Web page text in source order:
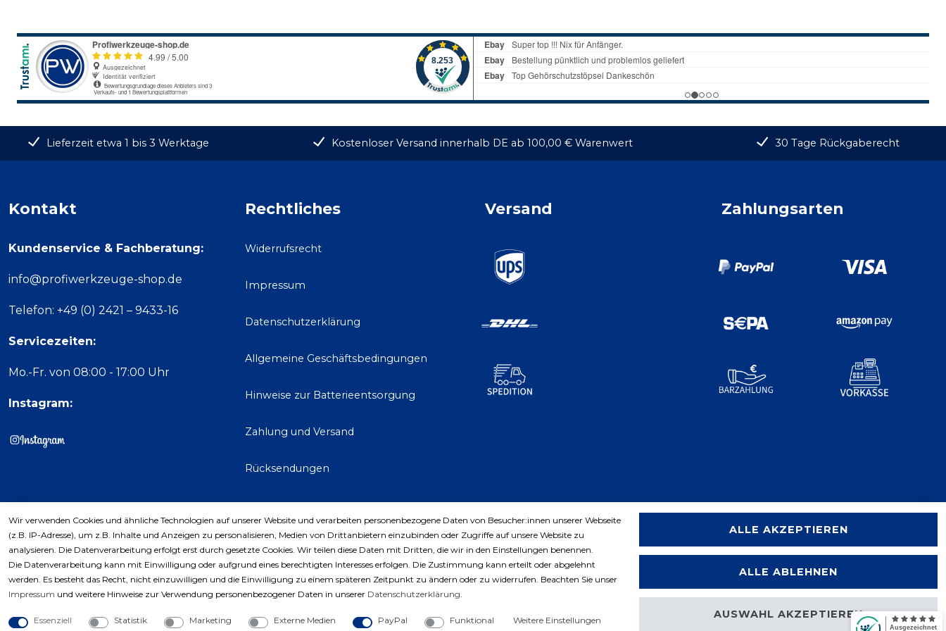
Lieferzeit etwa 1 bis 3 Werktage Kostenloser Versand innerhalb DE ab 100,00 € Warenwert 30 Tage Rückgaberecht
Kontakt
Kundenservice & Fachberatung:
info@profiwerkzeuge-shop.de
Telefon: +49 (0) 2421 – 9433-16
Servicezeiten:
Mo.-Fr. von 08:00 - 17:00 Uhr
Instagram:
Rechtliches
Widerrufsrecht
Impressum
Datenschutzerklärung
Allgemeine Geschäftsbedingungen
Hinweise zur Batterieentsorgung
Zahlung und Versand
Rücksendungen
Kaufvertrag widerrufen
Versand Zahlungsarten
Copyright © 2023 by Profiwerkzeuge-Shop. Alle Rechte vorbehalten.
Wir verwenden Cookies und ähnliche Technologien auf unserer Website und verarbeiten personenbezogene Daten von Besucher:innen unserer Webseite
(z.B. IP-Adresse), um z.B. Inhalte und Anzeigen zu personalisieren, Medien von Drittanbietern einzubinden oder Zugriffe auf unsere Website zu
analysieren. Die Datenverarbeitung erfolgt erst durch gesetzte Cookies. Wir teilen diese Daten mit Dritten, die wir in den Einstellungen benennen.
Die Datenverarbeitung kann mit Einwilligung oder aufgrund eines berechtigten Interesses erfolgen. Die Zustimmung kann erteilt oder abgelehnt
werden. Es besteht das Recht, nicht einzuwilligen und die Einwilligung zu einem späteren Zeitpunkt zu ändern oder zu widerrufen. Beachten Sie unser
Impressum und weitere Hinweise zur Verwendung personenbezogener Daten in unserer Daten­schutz­erklärung.
Essenziell Statistik Marketing Externe Medien PayPal Funktional Weitere Einstellungen
ALLE AKZEPTIEREN
ALLE ABLEHNEN
AUSWAHL AKZEPTIEREN